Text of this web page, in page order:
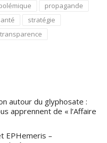
propagande
stratégie
transparence
autour du glyphosate :
apprennent de « l’Affaire
EPHemeris –